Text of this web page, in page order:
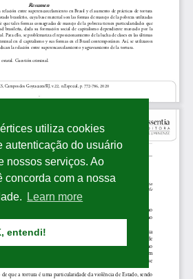
utiliza cookies
autenticação do usuário
nossos serviços. Ao
concorda com a nossa
Learn more
entendi!